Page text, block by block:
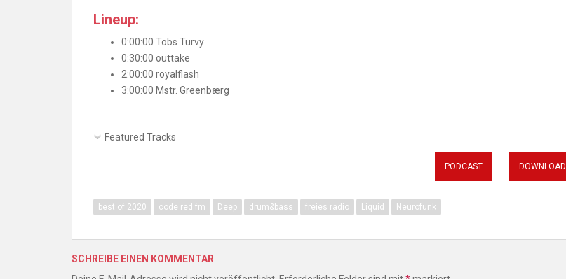
Lineup:
0:00:00 Tobs Turvy
0:30:00 outtake
2:00:00 royalflash
3:00:00 Mstr. Greenbærg
Featured Tracks
DOWNLOAD
PODCAST
best of 2020 code red fm Deep drum&bass freies radio Liquid Neurofunk
SCHREIBE EINEN KOMMENTAR